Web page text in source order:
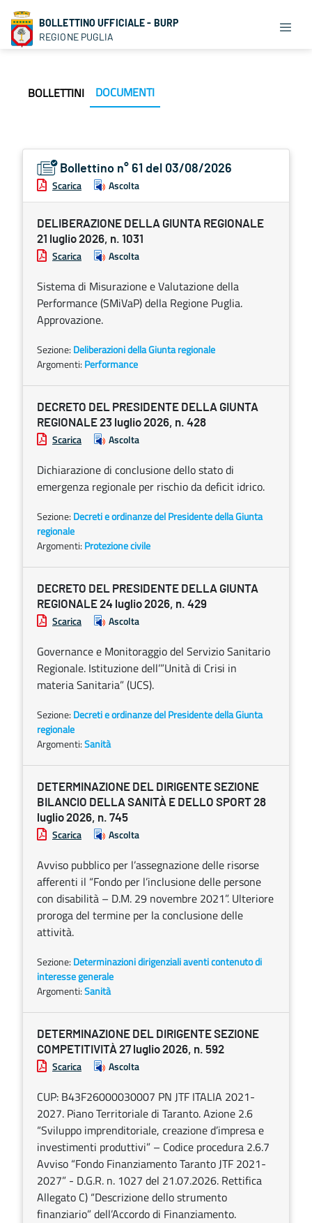
BOLLETTINO UFFICIALE - BURP
REGIONE PUGLIA
BOLLETTINI DOCUMENTI
Bollettino n° 61 del 03/08/2026
Scarica Ascolta
DELIBERAZIONE DELLA GIUNTA REGIONALE
21 luglio 2026, n. 1031
Scarica Ascolta
Sistema di Misurazione e Valutazione della
Performance (SMiVaP) della Regione Puglia.
Approvazione.
Sezione: Deliberazioni della Giunta regionale
Argomenti: Performance
DECRETO DEL PRESIDENTE DELLA GIUNTA
REGIONALE 23 luglio 2026, n. 428
Scarica Ascolta
Dichiarazione di conclusione dello stato di
emergenza regionale per rischio da deficit idrico.
Sezione: Decreti e ordinanze del Presidente della Giunta
regionale
Argomenti: Protezione civile
DECRETO DEL PRESIDENTE DELLA GIUNTA
REGIONALE 24 luglio 2026, n. 429
Scarica Ascolta
Governance e Monitoraggio del Servizio Sanitario
Regionale. Istituzione dell’”Unità di Crisi in
materia Sanitaria” (UCS).
Sezione: Decreti e ordinanze del Presidente della Giunta
regionale
Argomenti:Sanità
DETERMINAZIONE DEL DIRIGENTE SEZIONE
BILANCIO DELLA SANITÀ E DELLO SPORT 28
luglio 2026, n. 745
Scarica Ascolta
Avviso pubblico per l’assegnazione delle risorse
afferenti il “Fondo per l’inclusione delle persone
con disabilità – D.M. 29 novembre 2021”. Ulteriore
proroga del termine per la conclusione delle
attività.
Sezione: Determinazioni dirigenziali aventi contenuto di
interesse generale
Argomenti:Sanità
DETERMINAZIONE DEL DIRIGENTE SEZIONE
COMPETITIVITÀ 27 luglio 2026, n. 592
Scarica Ascolta
CUP: B43F26000030007 PN JTF ITALIA 2021-
2027. Piano Territoriale di Taranto. Azione 2.6
“Sviluppo imprenditoriale, creazione d’impresa e
investimenti produttivi” – Codice procedura 2.6.7
Avviso “Fondo Finanziamento Taranto JTF 2021-
2027” - D.G.R. n. 1027 del 21.07.2026. Rettifica
Allegato C) “Descrizione dello strumento
finanziario” dell’Accordo di Finanziamento.